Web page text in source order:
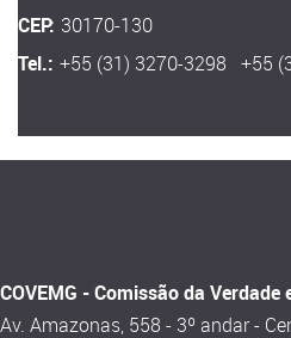
CEP: 30170-130
Tel.: +55 (31) 3270-3298 +55
COVEMG - Comissão da Verdade
Av. Amazonas, 558 - 3º andar -